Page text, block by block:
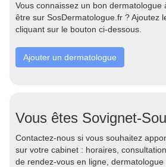
Vous connaissez un bon dermatologue
être sur SosDermatologue.fr ? Ajoutez
cliquant sur le bouton ci-dessous.
Ajouter un dermatologue
Vous êtes Sovignet-
Contactez-nous si vous souhaitez
sur votre cabinet : horaires,
de rendez-vous en ligne, dermatologue